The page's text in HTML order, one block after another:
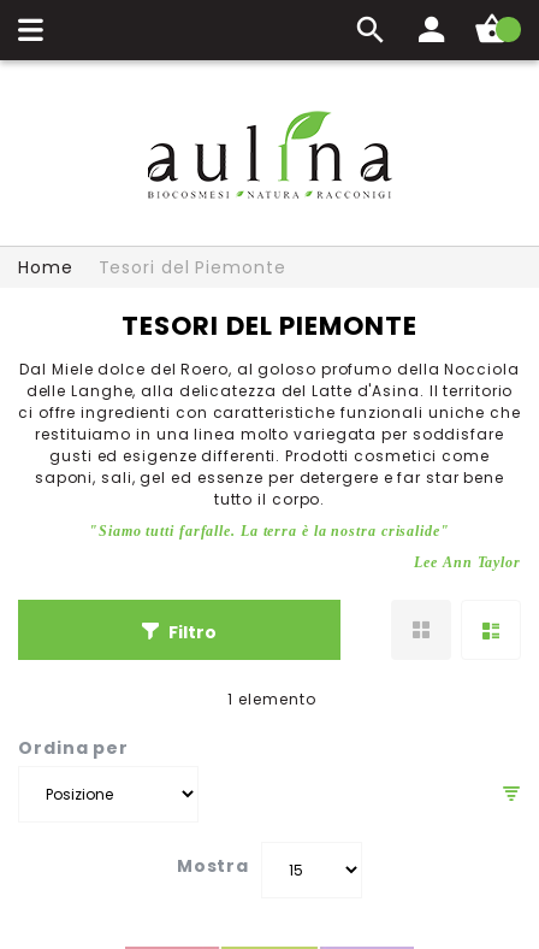
Carrello
Home Tesori del Piemonte
TESORI DEL PIEMONTE
Dal Miele dolce del Roero, al goloso profumo della Nocciola
delle Langhe, alla delicatezza del Latte d'Asina. Il territorio
ci offre ingredienti con caratteristiche funzionali uniche che
restituiamo in una linea molto variegata per soddisfare
gusti ed esigenze differenti. Prodotti cosmetici come
saponi, sali, gel ed essenze per detergere e far star bene
tutto il corpo.
"Siamo tutti farfalle. La terra è la nostra crisalide"
Lee Ann Taylor
Filtro
Ordina per
1 elemento
Mostra